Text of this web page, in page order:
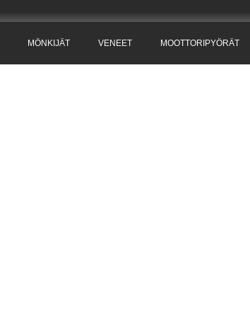
MÖNKIJÄT VENEET MOOTTORIPYÖRÄT